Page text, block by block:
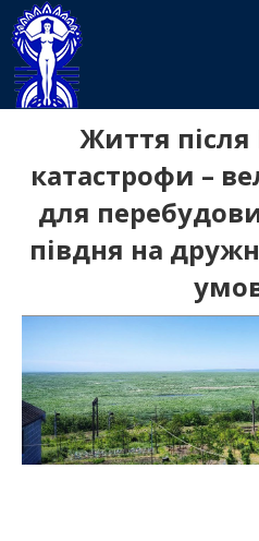
Життя після
катастрофи –
для
півдня на